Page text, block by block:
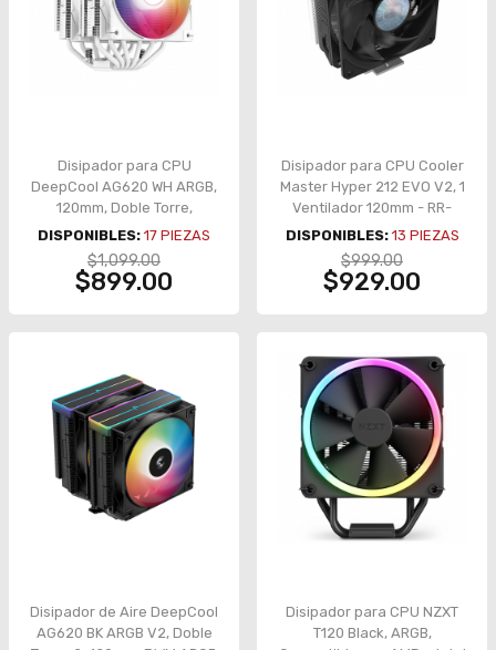
Disipador para CPU
DeepCool AG620 WH ARGB,
120mm, Doble Torre,
Soporte Universal - R-
AG620-WHANMN-G-2
DISPONIBLES: 17 PIEZAS
$1,099.00
$899.00
Disipador para CPU Cooler
Master Hyper 212 EVO V2, 1
Ventilador 120mm - RR-
2V2E-18PK-R2
DISPONIBLES: 13 PIEZAS
$999.00
$929.00
Disipador de Aire DeepCool
AG620 BK ARGB V2, Doble
Disipador para CPU NZXT
T120 Black, ARGB,